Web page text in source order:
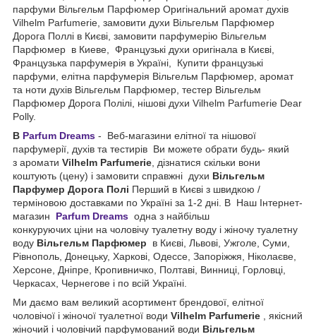
парфуми Вільгельм Парфюмер Оригінальний аромат духів
Vilhelm Parfumerie, замовити духи Вільгельм Парфюмер
Дорога Поллі в Києві, замовити парфумерію Вільгельм
Парфюмер в Киеве, Французькі духи оригінала в Києві,
Французька парфумерія в Україні, Купити французькі
парфуми, елітна парфумерія Вільгельм Парфюмер, аромат
та ноти духів Вільгельм Парфюмер, тестер Вільгельм
Парфюмер Дорога Полілі, нішові духи Vilhelm Parfumerie Dear
Polly.
В Parfum Dreams - Веб-магазини елітної та нішової
парфумерії, духів та тестирів Ви можете обрати будь- який
з аромати Vilhelm Parfumerie , дізнатися скільки вони
коштують (цену) і замовити справжні духи Вільгельм
Парфумер Дорога Полі Перший в Києві з швидкою /
терміновою доставками по Україні за 1-2 дні. В Наш Інтернет-
магазин Parfum Dreams одна з найбільш
конкуруючих ціни на чоловічу туалетну воду і жіночу туалетну
воду Вільгельм Парфюмер
в Києві, Львові, Ужголе, Суми,
Рівнополь, Донецьку, Харкові, Одессе, Запоріжжя, Ніколаєве,
Херсоне, Дніпре, Кропивничко, Полтаві, Винниці, Горловці,
Черкасах, Чернегове і по всій Україні.
Ми даємо вам великий асортимент брендової, елітної
чоловічої і жіночої туалетної води Vilhelm Parfumerie
, якісний
жіночий і чоловічий парфумований води Вільгельм